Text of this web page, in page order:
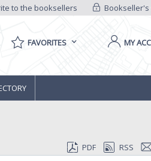
Bookseller's
to the booksellers
FAVORITES MY
PDF RSS